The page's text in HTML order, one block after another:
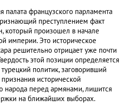
французского парламента
преступлением факт
который произошел в начале
империи. Это историческое
решительно отрицает уже почти
этой позиции определяется
политик, заговоривший
исторической
народа перед армянами, лишится
на ближайших выборах.